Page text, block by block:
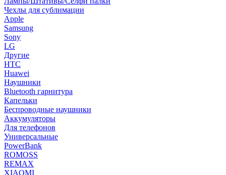
Чехлы для сублимации
Apple
Samsung
Sony
LG
Другие
HTC
Huawei
Наушники
Bluetooth гарнитура
Капельки
Беспроводные наушники
Аккумуляторы
Для телефонов
Универсальные
PowerBank
ROMOSS
REMAX
XIAOMI